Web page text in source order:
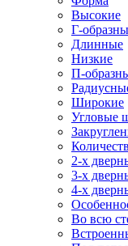
Высокие
Г-
Длинные
Низкие
П-
Широкие
Угловые
2-х
3-х
4-х
Во всю